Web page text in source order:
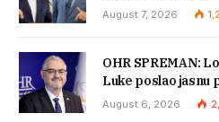
August 7, 2026
OHR SPREMAN:
Luke poslao jasnu
August 6, 2026